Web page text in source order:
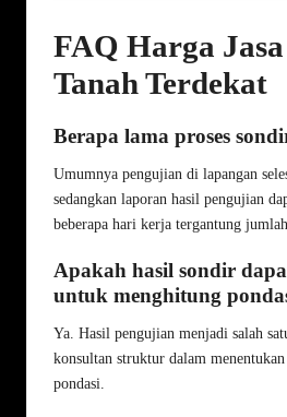
FAQ Harga
Tanah Terdekat
Berapa lama proses
Umumnya pengujian di lapangan
sedangkan laporan hasil pengujian
beberapa hari kerja tergantung
Apakah hasil sondir
untuk menghitung
Ya. Hasil pengujian menjadi salah
konsultan struktur dalam
pondasi.